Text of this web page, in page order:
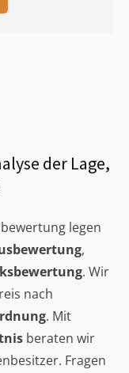
der Lage,
legen
,
. Wir
nach
. Mit
beraten wir
Fragen